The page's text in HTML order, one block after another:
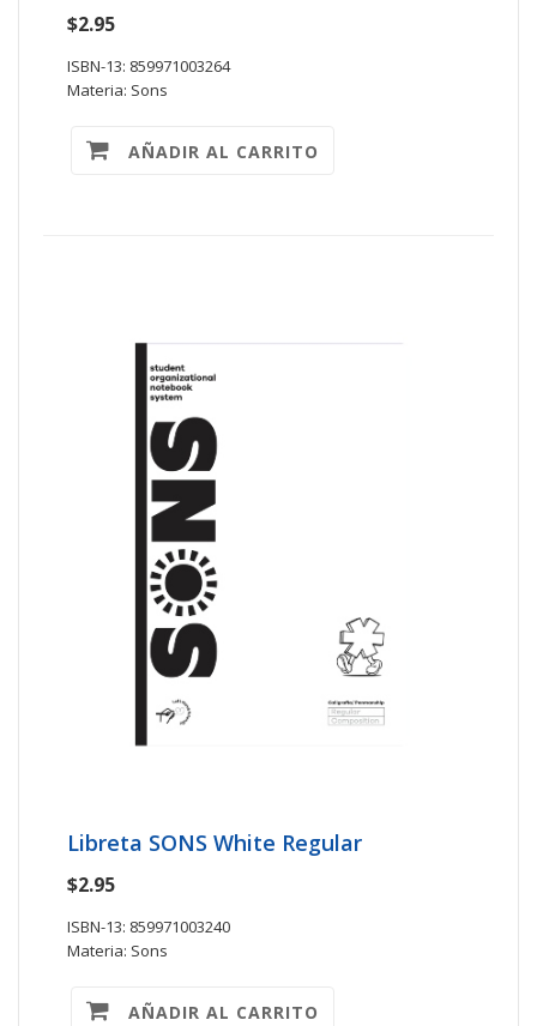
$2.95
ISBN-13: 859971003264
Materia: Sons
AÑADIR AL CARRITO
Libreta SONS White Regular
$2.95
ISBN-13: 859971003240
Materia: Sons
AÑADIR AL CARRITO